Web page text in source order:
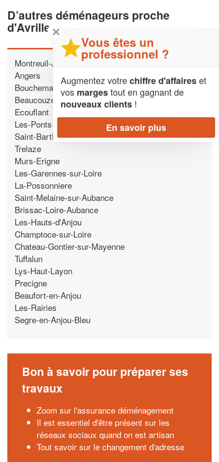
D’autres déménageurs proche
d'Avrille
Montreuil-Juigne
Angers
Bouchemaine
Beaucouze
Ecouflant
Les-Ponts-de-Ce
Saint-Barthelemy-d'Anjou
Trelaze
Murs-Erigne
Les-Garennes-sur-Loire
La-Possonniere
Saint-Melaine-sur-Aubance
Brissac-Loire-Aubance
Les-Hauts-d'Anjou
Champtoce-sur-Loire
Chateau-Gontier-sur-Mayenne
Tuffalun
Lys-Haut-Layon
Precigne
Beaufort-en-Anjou
Les-Rairies
Segre-en-Anjou-Bleu
Bon à savoir pour préparer ses
travaux
Zoom sur l'assurance déménagement
Il est essentiel d'être présent sur les
réseaux sociaux quand on est artisan
Tout savoir sur le changement d'adresse
✕
Vous êtes un
professionnel ?
Augmentez votrechiffre d'affaireset
vos margestout en gagnant de
nouveaux clients !
En savoir plus